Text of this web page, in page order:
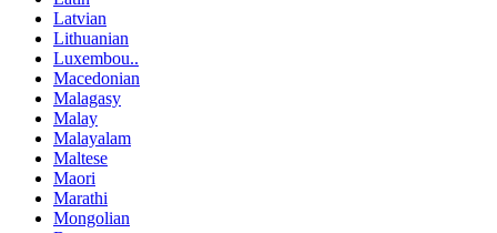
Latvian
Lithuanian
Luxembou..
Macedonian
Malagasy
Malay
Malayalam
Maltese
Maori
Marathi
Mongolian